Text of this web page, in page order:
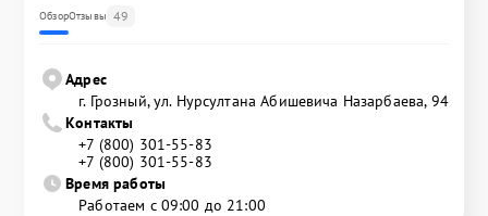
ОбзорОтзывы 49
Адрес
г. Грозный, ул. Нурсултана Абишевича Назарбаева, 94
Контакты
+7 (800) 301-55-83
+7 (800) 301-55-83
Время работы
Работаем с 09:00 до 21:00